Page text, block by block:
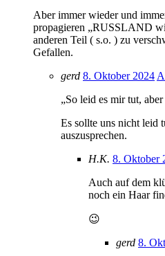
Aber immer wieder und
propagieren „RUSSLAND
anderen Teil ( s.o. ) zu
Gefallen.
gerd 8. Oktober 2024
„So leid es mir tut,
Es sollte uns nicht leid
auszusprechen.
H.K. 8. Oktober
Auch auf dem
noch ein Haar
😉
gerd 8.